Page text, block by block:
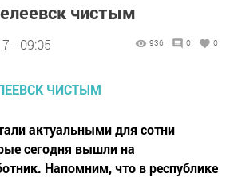
чистым
- 09:05 936 0 0
актуальными для сотни
сегодня вышли на
Напомним, что в республике